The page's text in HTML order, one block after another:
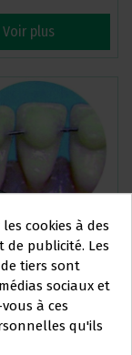
Voir plus
WIRE-BONDER
DE
- 10 UNITÉS
82,68 € -20%
cookies à des
de publicité. Les
tiers sont
sociaux et
à ces
qu'ils